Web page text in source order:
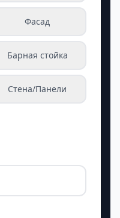
Фасад
Барная стойка
Стена/Панели